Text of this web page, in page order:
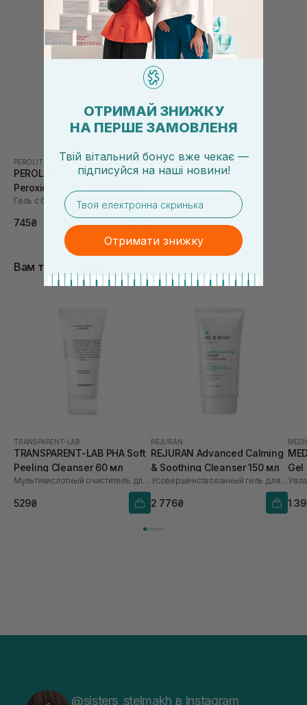
PEROLITE
PEROLITE Perolite -A Benzoyl
Peroxide 2.5% + Adapalene
Gel 30 г
745₴
Вам также понравится
TRANSPARENT-LAB
TRANSPARENT-LAB PHA Soft
Peeling Cleanser 60 мл
Мультикислотный очиститель для лица
529₴
REJURAN
REJURAN Advanced Calming
& Soothing Cleanser 150 мл
Усовершенствованный гель для умывания
2 776₴
Gel
1
@sisters_stelmakh в Instagram
ОТРИМАЙ ЗНИЖКУ
НА ПЕРШЕ ЗАМОВЛЕНЯ
Твій вітальний бонус вже чекає —
підписуйся на наші новини!
email
Отримати знижку